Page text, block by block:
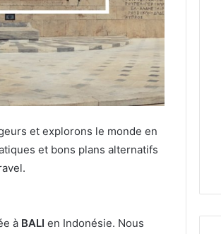
et explorons le monde en
et bons plans alternatifs
à BALI en Indonésie. Nous